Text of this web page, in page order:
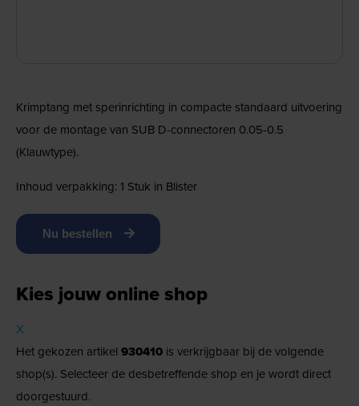
Krimptang met sperinrichting in compacte standaard uitvoering
voor de montage van SUB D-connectoren 0.05-0.5
(Klauwtype).
Inhoud verpakking: 1 Stuk in Blister
Nu bestellen
Kies jouw online shop
X
Het gekozen artikel 930410 is verkrijgbaar bij de volgende
shop(s). Selecteer de desbetreffende shop en je wordt direct
doorgestuurd.